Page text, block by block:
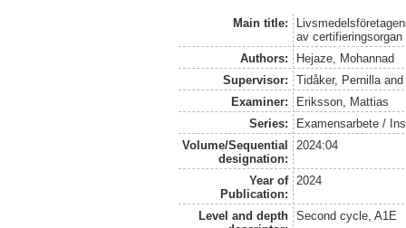
Main title:
av certifieringsorgan
Authors:
Hejaze, Mohannad
Supervisor:
Tidåker, Pernilla
Examiner:
Eriksson, Mattias
Series:
Examensarbete /
Volume/Sequential
designation:
2024:04
Year of
Publication:
2024
Level and depth
Second cycle, A1E